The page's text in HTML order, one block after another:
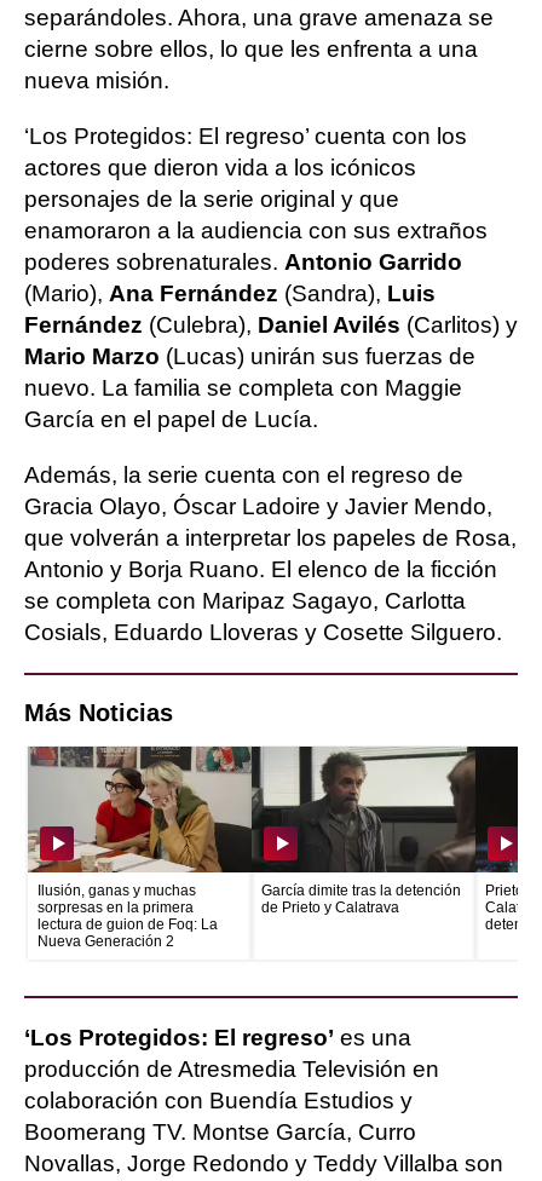
separándoles. Ahora, una grave amenaza se
cierne sobre ellos, lo que les enfrenta a una
nueva misión.
‘Los Protegidos: El regreso’ cuenta con los
actores que dieron vida a los icónicos
personajes de la serie original y que
enamoraron a la audiencia con sus extraños
poderes sobrenaturales. Antonio Garrido
(Mario), Ana Fernández (Sandra), Luis
Fernández (Culebra), Daniel Avilés (Carlitos) y
Mario Marzo (Lucas) unirán sus fuerzas de
nuevo. La familia se completa con Maggie
García en el papel de Lucía.
Además, la serie cuenta con el regreso de
Gracia Olayo, Óscar Ladoire y Javier Mendo,
que volverán a interpretar los papeles de Rosa,
Antonio y Borja Ruano. El elenco de la ficción
se completa con Maripaz Sagayo, Carlotta
Cosials, Eduardo Lloveras y Cosette Silguero.
Más Noticias
Ilusión, ganas y muchas
sorpresas en la primera
lectura de guion de Foq: La
Nueva Generación 2
García dimite tras la detención
de Prieto y Calatrava
Prieto
‘Los Protegidos: El regreso’ es una
producción de Atresmedia Televisión en
colaboración con Buendía Estudios y
Boomerang TV. Montse García, Curro
Novallas, Jorge Redondo y Teddy Villalba son